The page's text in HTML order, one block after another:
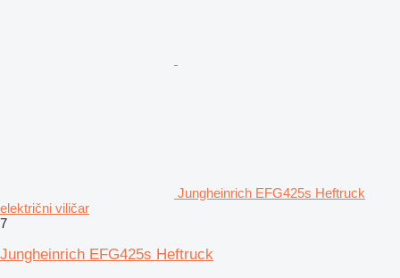
Jungheinrich EFG425s Heftruck
električni viličar
7
Jungheinrich EFG425s Heftruck